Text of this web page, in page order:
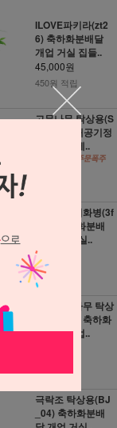
ILOVE파키라(zt2
6) 축하화분배달
개업 거실 집들..
45,000원
450원 적립
고무나무 탁상용(S
H_64) 실내공기정
화식물 미세..
무지개유리화병(3f
671) 축하화분배
달 개업 거실..
49,000원
490원 적립
뱅갈고무나무 탁상
용(BJ_07) 축하화
분배달 개업..
극락조 탁상용(BJ
_04) 축하화분배